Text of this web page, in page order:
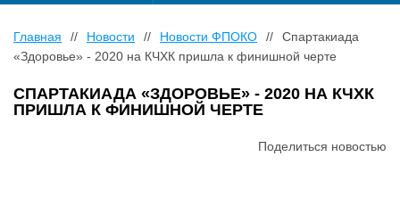
Главная // Новости // Новости ФПОКО //
Спартакиада
«Здоровье» - 2020 на КЧХК пришла к финишной черте
СПАРТАКИАДА «ЗДОРОВЬЕ» - 2020 НА КЧХК
ПРИШЛА К ФИНИШНОЙ ЧЕРТЕ
Поделиться новостью